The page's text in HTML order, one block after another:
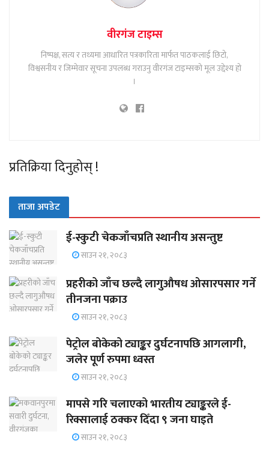
वीरगंज टाइम्स
निष्पक्ष, सत्य र तथ्यमा आधारित पत्रकारिता मार्फत पाठकलाई छिटो,
विश्वसनीय र जिम्मेवार सूचना उपलब्ध गराउनु वीरगंज टाइम्सको मूल उद्देश्य हो
।
प्रतिक्रिया दिनुहोस् !
ताजा अपडेट
ई-स्कुटी चेकजाँचप्रति स्थानीय असन्तुष्ट
साउन २१, २०८३
प्रहरीको जाँच छल्दै लागुऔषध ओसारपसार गर्ने
तीनजना पक्राउ
साउन २१, २०८३
पेट्रोल बोकेको ट्याङ्कर दुर्घटनापछि आगलागी,
जलेर पूर्ण रुपमा ध्वस्त
साउन २१, २०८३
मापसे गरि चलाएको भारतीय ट्याङ्करले ई-
रिक्सालाई ठक्कर दिँदा ९ जना घाइते
साउन २१, २०८३